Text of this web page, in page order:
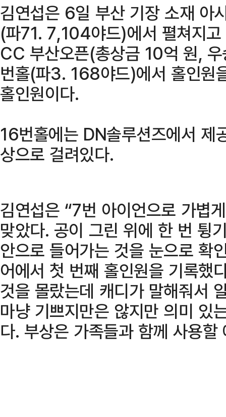
김연섭은 6일 부산 기장 소재 아
(파71. 7,104야드)에서 펼쳐지고
CC 부산오픈(총상금 10억 원,
번홀(파3. 168야드)에서 홀인원
홀인원이다.
16번홀에는 DN솔루션즈에서
상으로 걸려있다.
김연섭은 “7번 아이언으로 가볍
맞았다. 공이 그린 위에 한 번 튕
안으로 들어가는 것을 눈으로 확
어에서 첫 번째 홀인원을 기록했
것을 몰랐는데 캐디가 말해줘서
마냥 기쁘지만은 않지만 의미 있
다. 부상은 가족들과 함께 사용할